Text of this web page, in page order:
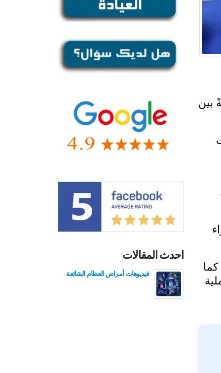
بين
احدث المقالات
فيديوهات أمراض العظام الشائعة